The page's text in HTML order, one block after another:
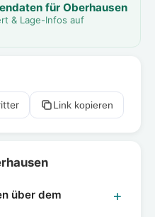
für Oberhausen
& Lage-Infos auf
Link kopieren
über dem